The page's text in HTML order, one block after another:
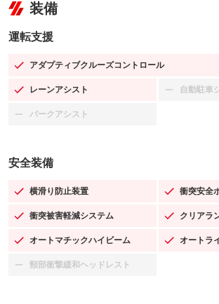
装備
運転支援
アダプティブクルーズコントロール
：装備あり
レーンアシスト
：装備あり 自動駐車
：装備な
パークアシスト
：装備なし
安全装備
横滑り防止装置
：装備あり 衝突安全
：装備あ
衝突被害軽減システム
：装備あり クリアラ
：装備あ
オートマチックハイビーム
：装備あり オートラ
：装備あり
頸部衝撃緩和ヘッドレスト
：装備なし